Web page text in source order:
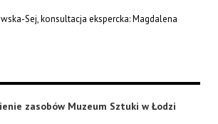
Sej, konsultacja ekspercka: Magdalena
zasobów Muzeum Sztuki w Łodzi